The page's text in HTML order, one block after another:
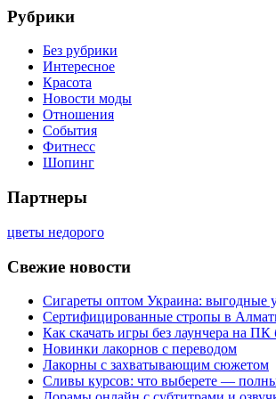
Рубрики
Без рубрики
Интересное
Красота
Новости моды
Отношения
События
Фитнесс
Шопинг
Партнеры
цветы недорого
Свежие новости
Сигареты оптом Украина: выгодные
Сертифицированные стропы в
Как скачать игры без лаунчера на ПК
Новинки лакорнов с переводом
Лакорны с захватывающим сюжетом
Сливы курсов: что выберете —